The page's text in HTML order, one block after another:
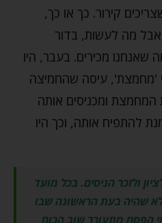
קירור. כך או כך,
אבל מה לעשות, בדור
שאנחנו מכירים. בעבר, היו
'מחמצת', עיסה שהחמיצה
המחמצת ומכניסים אותה
להתפיח אותה, וכך היו
ולזכר הניסים. בכל מועד
שהיה בעת הראשונה שבו
הפסח מתעורר שוב הכוח